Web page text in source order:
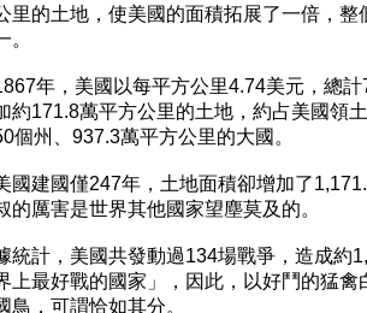
里的土地，使美國的面積拓展了一倍，
。
年，美國以每平方公里4.74美元，總
約171.8萬平方公里的土地，約占美國領
個州、937.3萬平方公里的大國。
國建國僅247年，土地面積卻增加了
的厲害是世界其他國家望塵莫及的。
統計，美國共發動過134場戰爭，造成約
上最好戰的國家」，因此，以好鬥的猛